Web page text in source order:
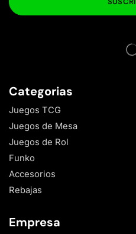
Categorias
Juegos TCG
Juegos de Mesa
Juegos de Rol
Funko
Accesorios
Rebajas
Empresa